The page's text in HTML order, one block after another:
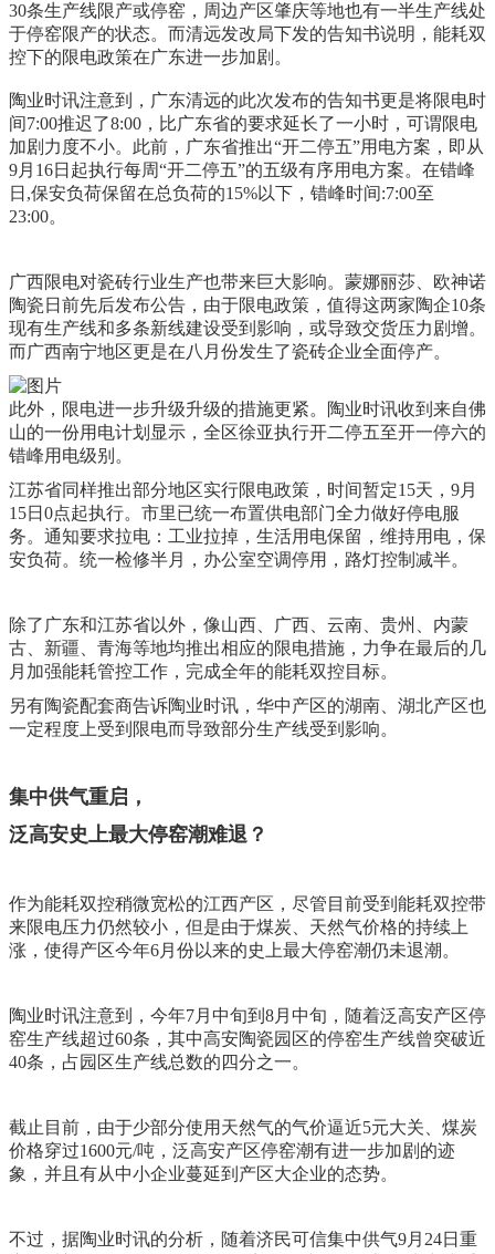
30条生产线限产或停窑，周边产区肇庆等地也有一半生产线处
于停窑限产的状态。而清远发改局下发的告知书说明，能耗双
控下的限电政策在广东进一步加剧。
陶业时讯注意到，广东清远的此次发布的告知书更是将限电时
间7:00推迟了8:00，比广东省的要求延长了一小时，可谓限电
加剧力度不小。此前，广东省推出“开二停五”用电方案，即从
9月16日起执行每周“开二停五”的五级有序用电方案。在错峰
日,保安负荷保留在总负荷的15%以下，错峰时间:7:00至
23:00。
广西限电对瓷砖行业生产也带来巨大影响。蒙娜丽莎、欧神诺
陶瓷日前先后发布公告，由于限电政策，值得这两家陶企10条
现有生产线和多条新线建设受到影响，或导致交货压力剧增。
而广西南宁地区更是在八月份发生了瓷砖企业全面停产。
此外，限电进一步升级升级的措施更紧。陶业时讯收到来自佛
山的一份用电计划显示，全区徐亚执行开二停五至开一停六的
错峰用电级别。
江苏省同样推出部分地区实行限电政策，时间暂定15天，9月
15日0点起执行。市里已统一布置供电部门全力做好停电服
务。通知要求拉电：工业拉掉，生活用电保留，维持用电，保
安负荷。统一检修半月，办公室空调停用，路灯控制减半。
除了广东和江苏省以外，像山西、广西、云南、贵州、内蒙
古、新疆、青海等地均推出相应的限电措施，力争在最后的几
月加强能耗管控工作，完成全年的能耗双控目标。
另有陶瓷配套商告诉陶业时讯，华中产区的湖南、湖北产区也
一定程度上受到限电而导致部分生产线受到影响。
集中供气重启，
泛高安史上最大停窑潮难退？
作为能耗双控稍微宽松的江西产区，尽管目前受到能耗双控带
来限电压力仍然较小，但是由于煤炭、天然气价格的持续上
涨，使得产区今年6月份以来的史上最大停窑潮仍未退潮。
陶业时讯注意到，今年7月中旬到8月中旬，随着泛高安产区停
窑生产线超过60条，其中高安陶瓷园区的停窑生产线曾突破近
40条，占园区生产线总数的四分之一。
截止目前，由于少部分使用天然气的气价逼近5元大关、煤炭
价格穿过1600元/吨，泛高安产区停窑潮有进一步加剧的迹
象，并且有从中小企业蔓延到产区大企业的态势。
不过，据陶业时讯的分析，随着济民可信集中供气9月24日重